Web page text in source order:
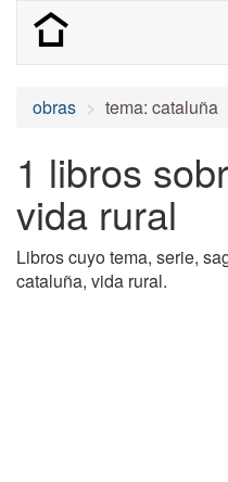
obras tema: cataluña
1 libros
vida rural
Libros cuyo tema, serie,
cataluña, vida rural.